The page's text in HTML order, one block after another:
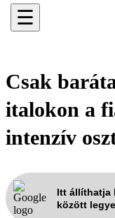
☰
Csak
italokon a
intenzív
Itt állíthatja
között